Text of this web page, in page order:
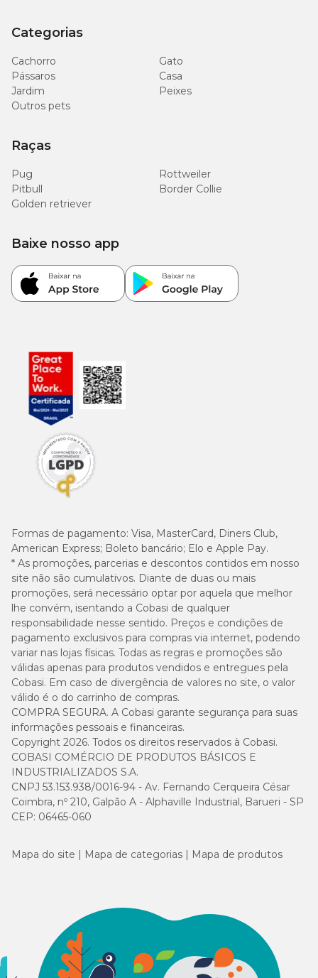
Categorias
Cachorro
Gato
Pássaros
Casa
Jardim
Peixes
Outros pets
Raças
Pug
Rottweiler
Pitbull
Border Collie
Golden retriever
Formas de pagamento: Visa, MasterCard, Diners Club,
American Express; Boleto bancário; Elo e Apple Pay.
* As promoções, parcerias e descontos contidos em nosso
site não são cumulativos. Diante de duas ou mais
promoções, será necessário optar por aquela que melhor
lhe convém, isentando a Cobasi de qualquer
responsabilidade nesse sentido. Preços e condições de
pagamento exclusivos para compras via internet, podendo
variar nas lojas físicas. Todas as regras e promoções são
válidas apenas para produtos vendidos e entregues pela
Cobasi. Em caso de divergência de valores no site, o valor
válido é o do carrinho de compras.
COMPRA SEGURA. A Cobasi garante segurança para suas
informações pessoais e financeiras.
Copyright 2026. Todos os direitos reservados à Cobasi.
COBASI COMÉRCIO DE PRODUTOS BÁSICOS E
INDUSTRIALIZADOS S.A.
CNPJ 53.153.938/0016-94 - Av. Fernando Cerqueira César
Coimbra, nº 210, Galpão A - Alphaville Industrial, Barueri - SP
CEP: 06465-060
Baixe nosso app
Mapa do site Mapa de categorias Mapa de produtos